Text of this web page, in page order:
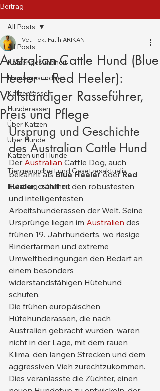
Beitrag
All Posts
Katzengesundheit
Hundegesundheit
Katzenrassen
Hunderassen
Über Katzen
Über Hunde
Katzen und Hunde
Tiergesundheit und Gesetzesaktualis
Nutztiergesundheit
All Posts
Australian Cattle Hund (Blue
Heeler – Red Heeler):
Vollständiger Rasseführer,
Preis und Pflege
Vet. Tek. Fatih ARIKAN
Ursprung und Geschichte
des Australian Cattle Hund
Der Australian Cattle Dog, auch
bekannt als Blue Heeler oder Red
Heeler , zählt zu den robustesten
und intelligentesten
Arbeitshunderassen der Welt. Seine
Ursprünge liegen im Australien des
frühen 19. Jahrhunderts, wo riesige
Rinderfarmen und extreme
Umweltbedingungen den Bedarf an
einem besonders
widerstandsfähigen Hütehund
schufen.
Die frühen europäischen
Hütehunderassen, die nach
Australien gebracht wurden, waren
nicht in der Lage, mit dem rauen
Klima, den langen Strecken und dem
aggressiven Vieh zurechtzukommen.
Dies veranlasste die Züchter, einen